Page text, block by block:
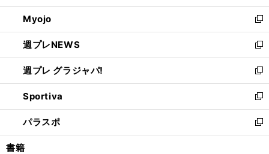
開
く
ウ
で
開
く
ン
ド
ウ
で
開
く
ウ
ィ
ン
ド
ウ
で
開
く
Myojo
新
し
い
ウ
ィ
ン
ド
ウ
で
開
週プレNEWS
新
し
い
ウ
ィ
ン
ド
ウ
週プレ グラジャパ!
新
し
い
ウ
ィ
ン
Sportiva
新
し
い
ウ
パラスポ
新
し
書籍